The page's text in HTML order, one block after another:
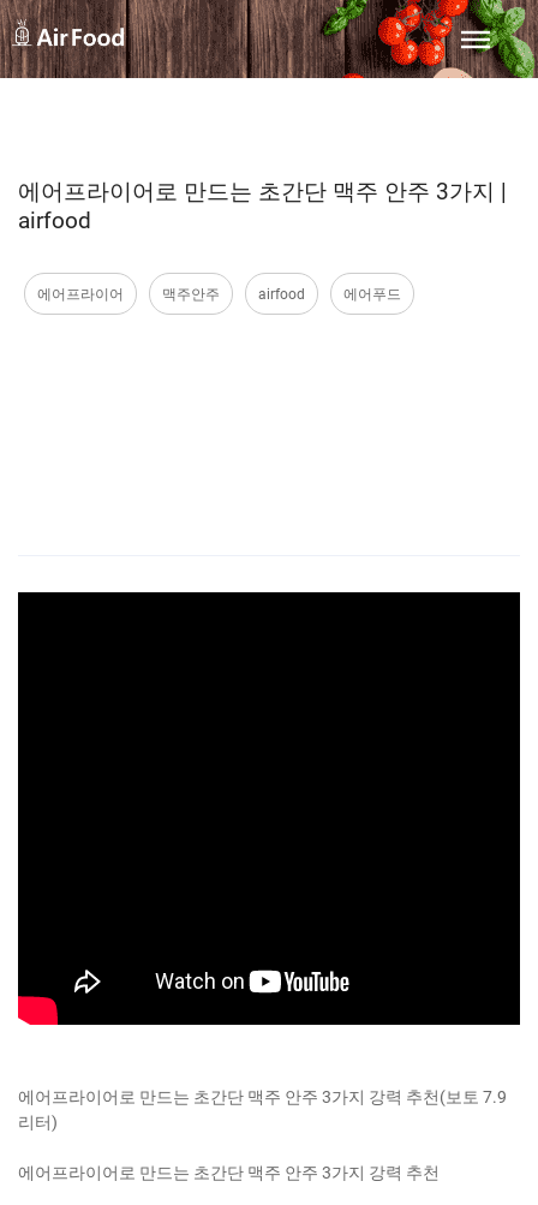
에어프라이어로 만드는 초간단 맥주 안주 3가지 |
airfood
에어프라이어 맥주안주 airfood 에어푸드
에어프라이어로 만드는 초간단 맥주 안주 3가지 강력 추천(보토 7.9
리터)
에어프라이어로 만드는 초간단 맥주 안주 3가지 강력 추천